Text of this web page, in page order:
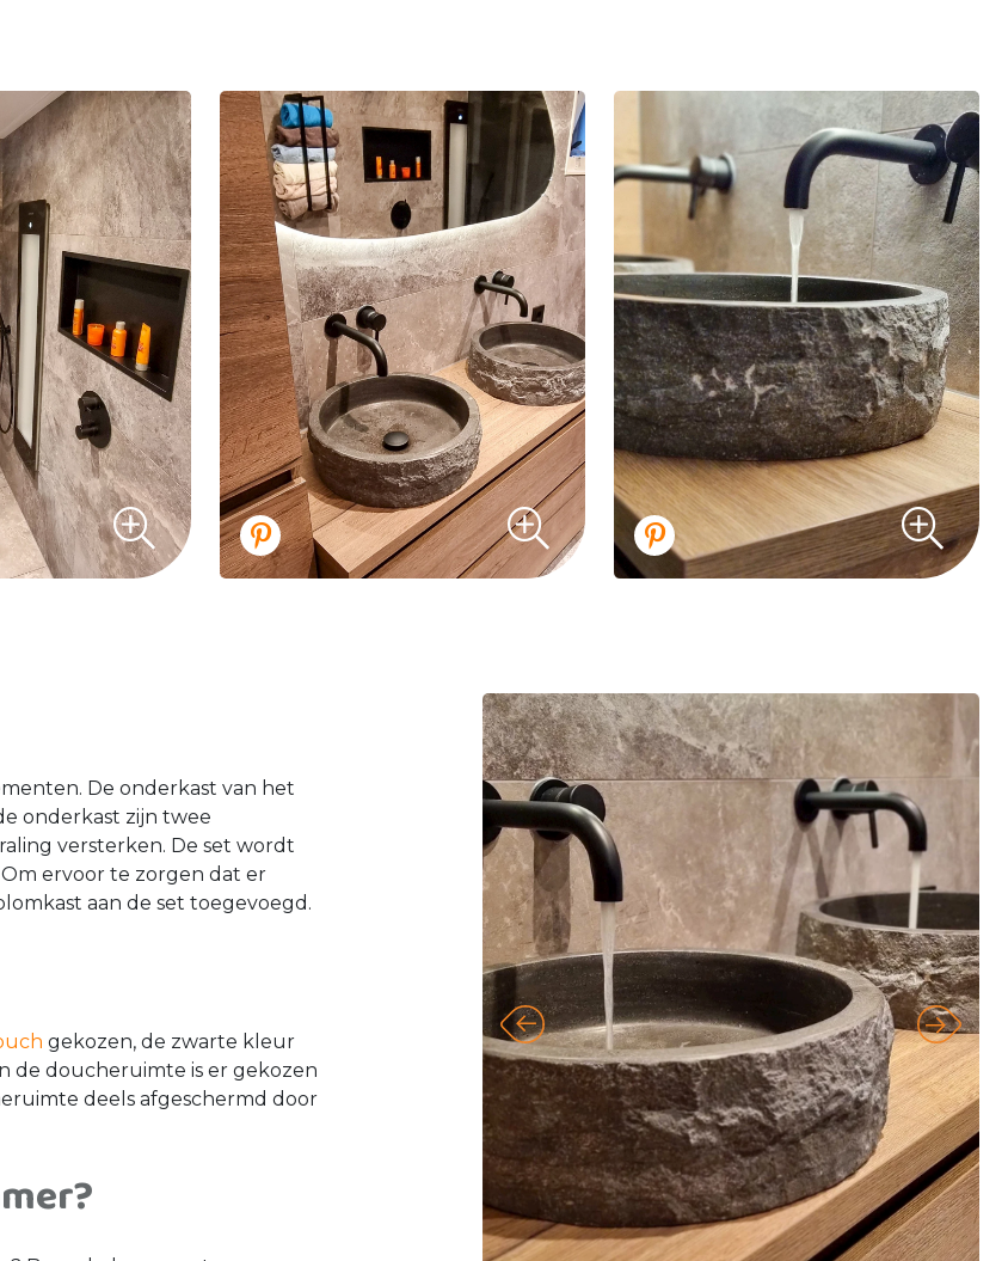
De onderkast van het
onderkast zijn twee
versterken. De set wordt
ervoor te zorgen dat er
aan de set toegevoegd.
gekozen, de zwarte kleur
de doucheruimte is er gekozen
deels afgeschermd door